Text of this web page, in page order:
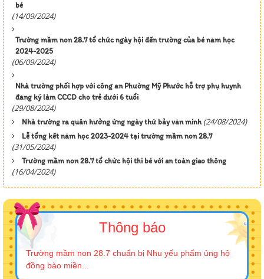
bé
(14/09/2024)
Trường mầm non 28.7 tổ chức ngày hội đến trường của bé năm học
2024-2025
(06/09/2024)
Nhà trường phối hợp với công an Phường Mỹ Phước hỗ trợ phụ huynh
đăng ký làm CCCD cho trẻ dưới 6 tuổi
(29/08/2024)
Nhà trường ra quân hưởng ứng ngày thứ bảy văn minh (24/08/2024)
Lễ tổng kết năm học 2023-2024 tại trường mầm non 28.7
(31/05/2024)
Trường mầm non 28.7 tổ chức hội thi bé với an toàn giao thông
(16/04/2024)
Thông báo
Trường mầm non 28.7 chuẩn bị Nhu yếu phẩm ủng hộ
đồng bào miền...